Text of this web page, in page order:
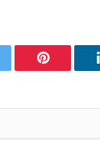
Pinterest